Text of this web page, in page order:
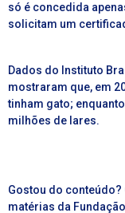
só é concedida
solicitam um
Dados do Instituto
mostraram que, em
tinham gato;
milhões de lares.
Gostou do conteúdo?
matérias da